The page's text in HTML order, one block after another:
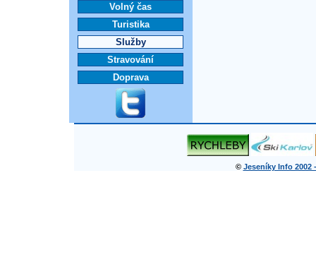
Volný čas
Turistika
Služby
Stravování
Doprava
© Jeseníky Info 2002